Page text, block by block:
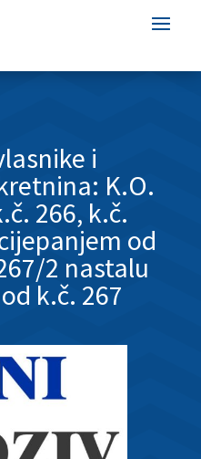
i
K.O.
266, k.č.
od
2 nastalu
k.č. 267